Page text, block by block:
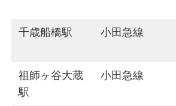
千歳船橋駅 小田急線
祖師ヶ谷大蔵
駅
小田急線